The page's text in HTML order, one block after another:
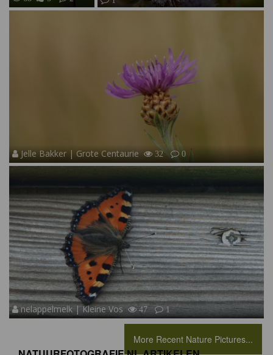
Jelle Bakker | Grote Centaurie 32 0
nelappelmelk | Kleine Vos 47 1
More Recent Nature Pictures...